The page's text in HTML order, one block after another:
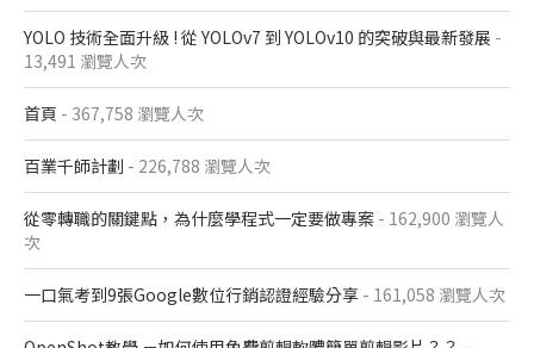
YOLO 技術全面升級 ! 從 YOLOv7 到 YOLOv10 的突破與最新發展 -
13,491 瀏覽人次
首頁 - 367,758 瀏覽人次
百業千師計劃 - 226,788 瀏覽人次
從零轉職的關鍵點，為什麼學程式一定要做專案 - 162,900 瀏覽人
次
一口氣考到9張Google數位行銷認證經驗分享 - 161,058 瀏覽人次